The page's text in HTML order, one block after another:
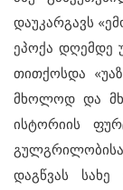
დაუკარგავს
ეპოქა დღემდე
თითქოსდა
მხოლოდ და
ისტორიის
გულგრილობისა
დაგწვას